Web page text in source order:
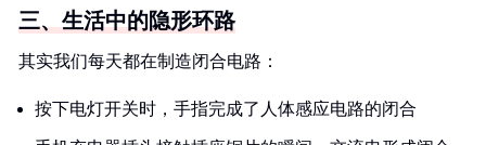
三、生活中的隐形环路
其实我们每天都在制造闭合电路：
按下电灯开关时，手指完成了人体感应电路的闭合